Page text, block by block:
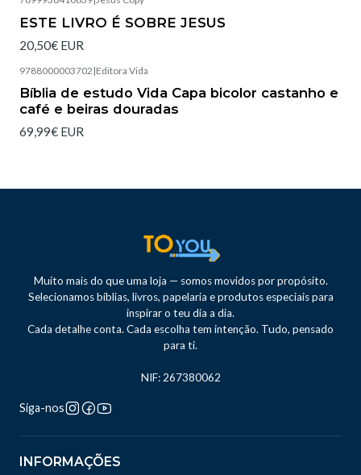
ESTE LIVRO É SOBRE JESUS
20,50€ EUR
9788000003702 |Editora Vida
Bíblia de estudo Vida Capa bicolor castanho e
café e beiras douradas
69,99€ EUR
Muito mais do que uma loja — somos movidos por propósito.
Selecionamos bíblias, livros, papelaria e produtos especiais para
inspirar o teu dia a dia.
Cada detalhe conta. Cada escolha tem intenção. Tudo, pensado
para ti.
NIF: 267380062
Siga-nos
INFORMAÇÕES